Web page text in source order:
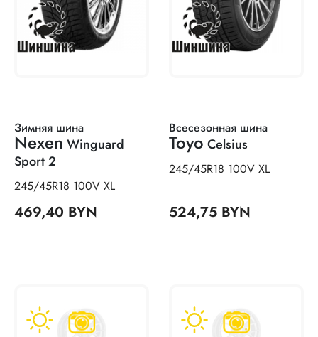
Зимняя шина
Nexen Winguard
Sport 2
245/45R18 100V XL
469,40 BYN
Всесезонная шина
Toyo Celsius
245/45R18 100V XL
524,75 BYN